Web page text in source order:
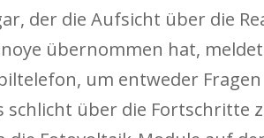
der die Aufsicht über die
übernommen hat,
um entweder
schlicht über die Fortschritte